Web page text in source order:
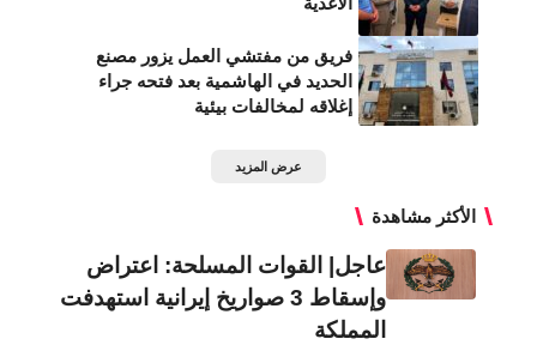
فريق من مفتشي العمل يزور مصنع
الحديد في الهاشمية بعد فتحه جراء
إغلاقه لمخالفات بيئية
عرض المزيد
الأكثر مشاهدة
عاجل| القوات المسلحة: اعتراض
وإسقاط 3 صواريخ إيرانية استهدفت
المملكة